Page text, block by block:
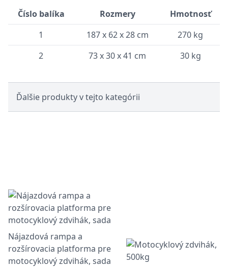
Číslo balíka Rozmery
Hmotnosť
1
187 x 62 x 28 cm
270 kg
2
73 x 30 x 41 cm 30 kg
Ďalšie produkty v tejto kategórii
Nájazdová rampа a
rozšírovacia platforma pre
motocyklový zdvihák, sada